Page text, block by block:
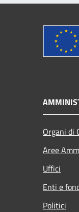
Organi di
Aree
Uffici
Enti e
Politici